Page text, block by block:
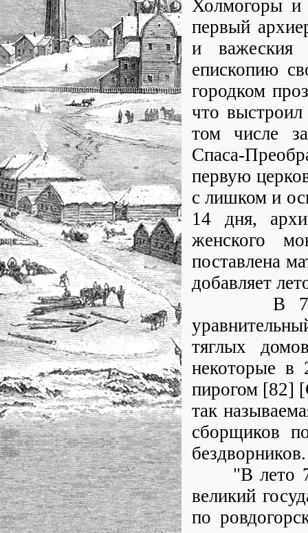
Холмогоры и
первый
и важеския
епископию
городком
что
том числе
Спаса-
первую
с лишком и
14 дня,
женского
поставлена
добавляет
В 7196
тяглых
некоторые
пирогом [82]
так
сборщиков
бездворников.
"В лето
великий
по